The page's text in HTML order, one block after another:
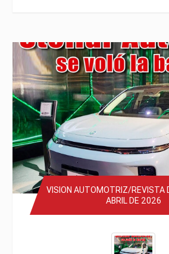
VISION AUTOMOTRIZ/REVISTA
ABRIL DE 2026